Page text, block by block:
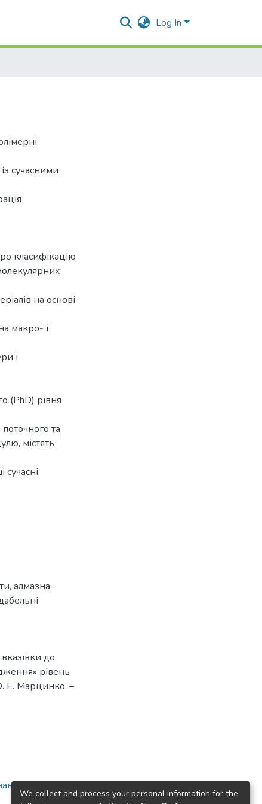
Log In
сучасними
класифікацію
на основі
макро- і
і
(PhD) рівня
поточного та
містять
, алмазна
до
рівень
О. Е. Марцинко. –
We collect and process your personal information for the